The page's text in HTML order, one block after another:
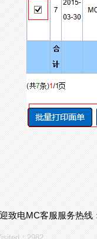
致电MC客服服务热线